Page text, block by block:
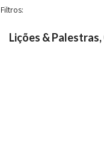
Filtros:
Lições &